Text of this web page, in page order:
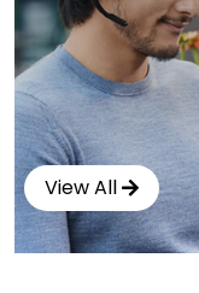
View All